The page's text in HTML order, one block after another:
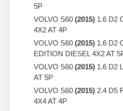
5P
VOLVO S60 (2015) 1.6 D2
4X2 AT 4P
VOLVO S60 (2015) 1.6 D2
EDITION DIESEL 4X2 AT
VOLVO S60 (2015) 1.6 D2
AT 5P
VOLVO S60 (2015) 2.4 D5
4X4 AT 4P